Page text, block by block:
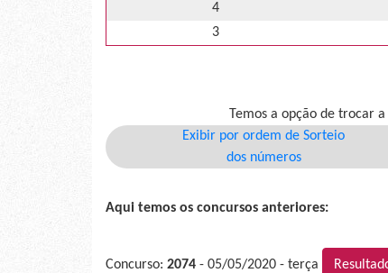
4
3
Temos a opção de trocar
Exibir por ordem de Sorteio
dos números
Aqui temos os concursos anteriores:
Concurso: 2074 - 05/05/2020 - terça